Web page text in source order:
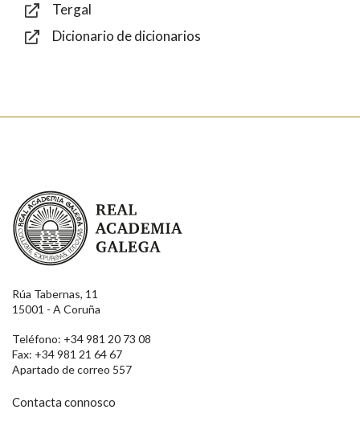
Tergal
Dicionario de dicionarios
Real Academia Galega
Rúa Tabernas, 11
15001 - A Coruña
Teléfono: +34 981 20 73 08
Fax: +34 981 21 64 67
Apartado de correo 557
Contacta connosco